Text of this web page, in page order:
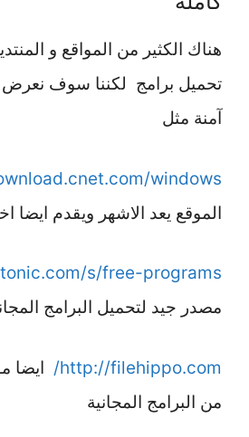
هناك الكثير من المواقع و
تحميل برامج لكننا سوف
آمنة مثل
windows/
الموقع يعد الاشهر ويقدم ايضا
s/free-programs
مصدر جيد لتحميل البرامج
http://filehippo.com/
ايضا
من البرامج المجانية